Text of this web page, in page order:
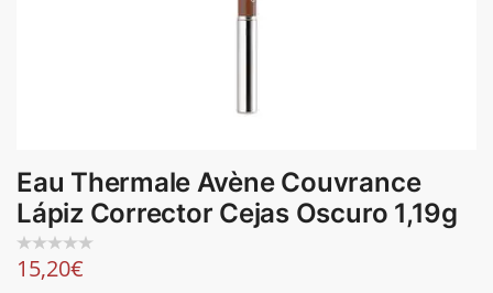
Eau Thermale Avène Couvrance
Lápiz Corrector Cejas Oscuro 1,19g
15,20€